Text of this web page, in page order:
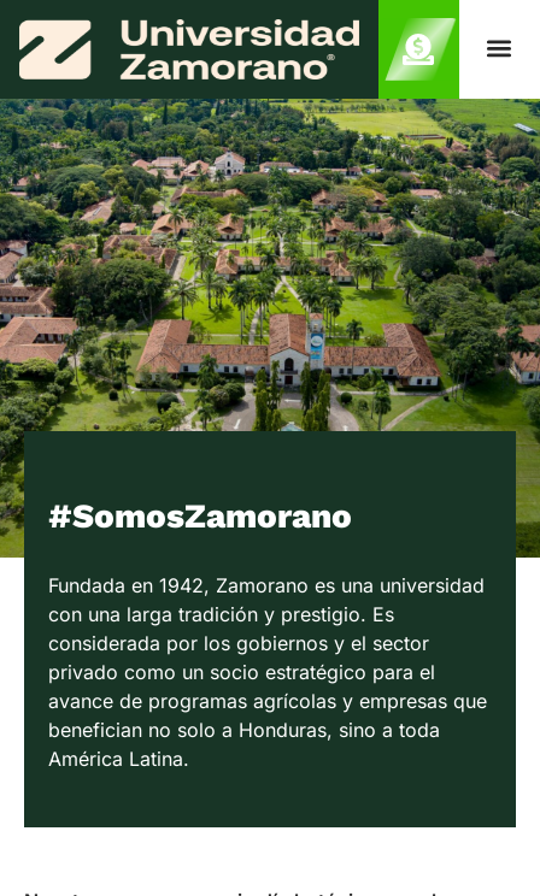
#SomosZamorano
Fundada en 1942, Zamorano es una universidad
con una larga tradición y prestigio. Es
considerada por los gobiernos y el sector
privado como un socio estratégico para el
avance de programas agrícolas y empresas que
benefician no solo a Honduras, sino a toda
América Latina.